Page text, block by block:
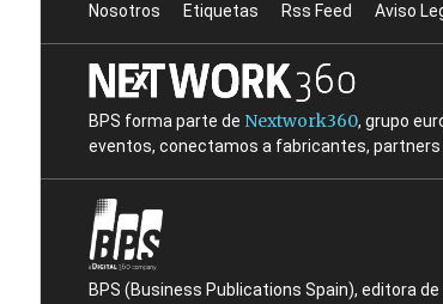
Nosotros Etiquetas Rss Feed Aviso
BPS forma parte de Nextwork360, grupo
eventos, conectamos a fabricantes, partners
BPS (Business Publications Spain), editora